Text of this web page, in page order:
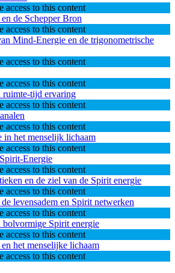
access to this content
de Schepper Bron
access to this content
Mind-Energie en de trigonometrische
access to this content
access to this content
tijd ervaring
access to this content
access to this content
het menselijk lichaam
access to this content
Energie
access to this content
en de ziel van de Spirit energie
access to this content
levensadem en Spirit netwerken
access to this content
Spirit energie
access to this content
het menselijke lichaam
access to this content